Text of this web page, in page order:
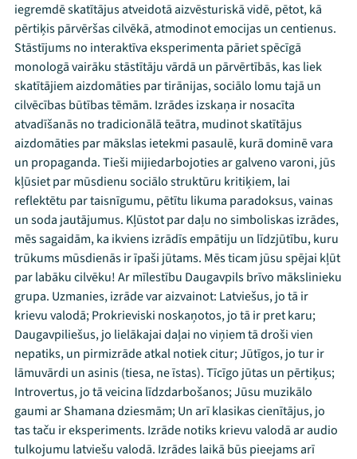
iegremdē skatītājus atveidotā aizvēsturiskā vidē, pētot, kā
pērtiķis pārvēršas cilvēkā, atmodinot emocijas un centienus.
Stāstījums no interaktīva eksperimenta pāriet spēcīgā
monologā vairāku stāstītāju vārdā un pārvērtībās, kas liek
skatītājiem aizdomāties par tirānijas, sociālo lomu tajā un
cilvēcības būtības tēmām. Izrādes izskaņa ir nosacīta
atvadīšanās no tradicionālā teātra, mudinot skatītājus
aizdomāties par mākslas ietekmi pasaulē, kurā dominē vara
un propaganda. Tieši mijiedarbojoties ar galveno varoni, jūs
kļūsiet par mūsdienu sociālo struktūru kritiķiem, lai
reflektētu par taisnīgumu, pētītu likuma paradoksus, vainas
un soda jautājumus. Kļūstot par daļu no simboliskas izrādes,
mēs sagaidām, ka ikviens izrādīs empātiju un līdzjūtību, kuru
trūkums mūsdienās ir īpaši jūtams. Mēs ticam jūsu spējai kļūt
par labāku cilvēku! Ar mīlestību Daugavpils brīvo mākslinieku
grupa. Uzmanies, izrāde var aizvainot: Latviešus, jo tā ir
krievu valodā; Prokrieviski noskaņotos, jo tā ir pret karu;
Daugavpiliešus, jo lielākajai daļai no viņiem tā droši vien
nepatiks, un pirmizrāde atkal notiek citur; Jūtīgos, jo tur ir
lāmuvārdi un asinis (tiesa, ne īstas). Tīcīgo jūtas un pērtiķus;
Introvertus, jo tā veicina līdzdarbošanos; Jūsu muzikālo
gaumi ar Shamana dziesmām; Un arī klasikas cienītājus, jo
tas taču ir eksperiments. Izrāde notiks krievu valodā ar audio
tulkojumu latviešu valodā. Izrādes laikā būs pieejams arī